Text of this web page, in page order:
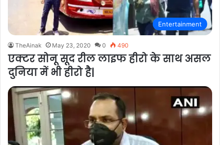
Entertainment
TheAinak May 23, 2020 0 490
एक्टर सोनू सूद रील लाइफ हीरो के साथ असल
दुनिया में भी हीरो है|